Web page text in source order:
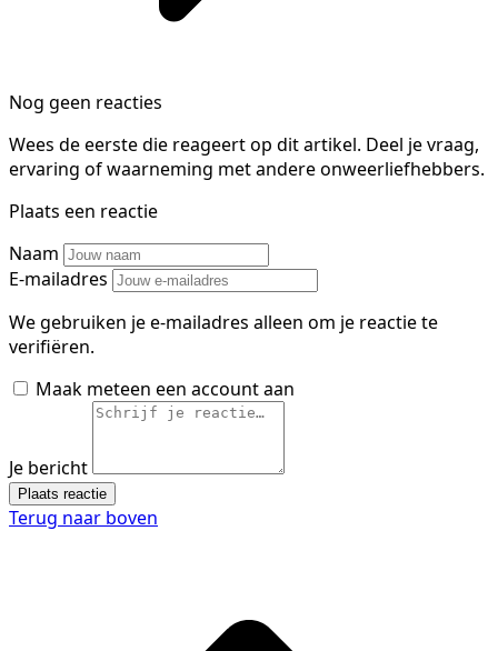
Nog geen reacties
Wees de eerste die reageert op dit artikel. Deel je vraag,
ervaring of waarneming met andere onweerliefhebbers.
Plaats een reactie
Naam
E-mailadres
We gebruiken je e-mailadres alleen om je reactie te
verifiëren.
Maak meteen een account aan
Je bericht
Plaats reactie
Terug naar boven